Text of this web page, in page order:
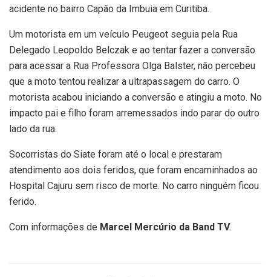
acidente no bairro Capão da Imbuia em Curitiba.
Um motorista em um veículo Peugeot seguia pela Rua
Delegado Leopoldo Belczak e ao tentar fazer a conversão
para acessar a Rua Professora Olga Balster, não percebeu
que a moto tentou realizar a ultrapassagem do carro. O
motorista acabou iniciando a conversão e atingiu a moto. No
impacto pai e filho foram arremessados indo parar do outro
lado da rua.
Socorristas do Siate foram até o local e prestaram
atendimento aos dois feridos, que foram encaminhados ao
Hospital Cajuru sem risco de morte. No carro ninguém ficou
ferido.
Com informações de Marcel Mercúrio da Band TV.